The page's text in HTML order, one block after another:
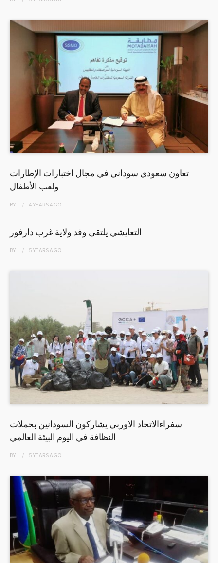
تعاون سعودي سوداني في مجال اختبارات الإطارات
ولعب الأطفال
BY 4 YEARSAGO
التعايشي يلتقى وفد ولاية غرب دارفور
BY 5 YEARSAGO
سفراءالاتحاد الاوربي يشاركون السودانين بحملات
النظافة في اليوم البيئة العالمي
BY 5 YEARSAGO